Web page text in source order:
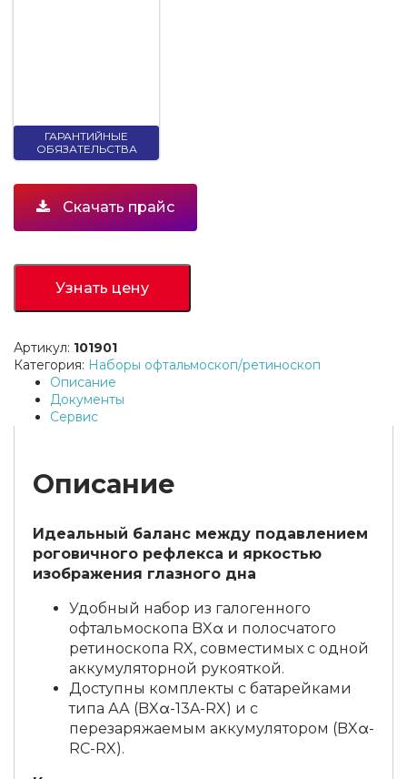
ГАРАНТИЙНЫЕ
ОБЯЗАТЕЛЬСТВА
Скачать прайс
Узнать цену
Артикул: 101901
Категория: Наборы офтальмоскоп/ретиноскоп
Описание
Документы
Сервис
Описание
Идеальный баланс между подавлением
роговичного рефлекса и яркостью
изображения глазного дна
Удобный набор из галогенного
офтальмоскопа BXα и полосчатого
ретиноскопа RX, совместимых с одной
аккумуляторной рукояткой.
Доступны комплекты с батарейками
типа АА (BXα-13A-RX) и с
перезаряжаемым аккумулятором (BXα-
RC-RX).